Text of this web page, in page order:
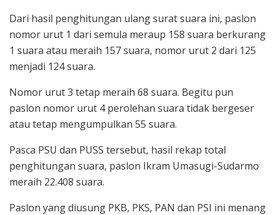
Dari hasil penghitungan ulang surat suara ini, paslon
nomor urut 1 dari semula meraup 158 suara berkurang
1 suara atau meraih 157 suara, nomor urut 2 dari 125
menjadi 124 suara.
Nomor urut 3 tetap meraih 68 suara. Begitu pun
paslon nomor urut 4 perolehan suara tidak bergeser
atau tetap mengumpulkan 55 suara.
Pasca PSU dan PUSS tersebut, hasil rekap total
penghitungan suara, paslon Ikram Umasugi-Sudarmo
meraih 22.408 suara.
Paslon yang diusung PKB, PKS, PAN dan PSI ini menang